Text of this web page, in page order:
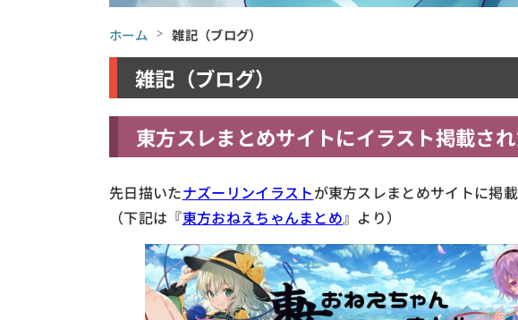
ホーム 雑記（ブログ）
雑記（ブログ）
東方スレまとめサイトにイラスト掲載さ
先日描いたナズーリンイラストが東方スレまとめサイトに掲
（下記は『東方おねえちゃんまとめ』より）